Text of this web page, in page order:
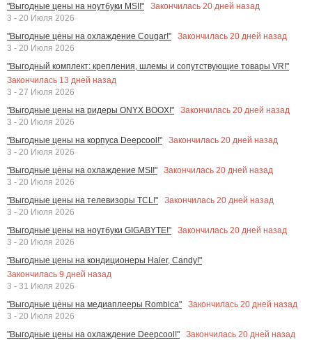
"Выгодные цены на ноутбуки MSI!"
Закончилась 20 дней назад
3 - 20 Июля 2026
"Выгодные цены на охлаждение Cougar!"
Закончилась 20 дней назад
3 - 20 Июля 2026
"Выгодный комплект: крепления, шлемы и сопутствующие товары VR!"
Закончилась 13 дней назад
3 - 27 Июля 2026
"Выгодные цены на ридеры ONYX BOOX!"
Закончилась 20 дней назад
3 - 20 Июля 2026
"Выгодные цены на корпуса Deepcool!"
Закончилась 20 дней назад
3 - 20 Июля 2026
"Выгодные цены на охлаждение MSI!"
Закончилась 20 дней назад
3 - 20 Июля 2026
"Выгодные цены на телевизоры TCL!"
Закончилась 20 дней назад
3 - 20 Июля 2026
"Выгодные цены на ноутбуки GIGABYTE!"
Закончилась 20 дней назад
3 - 20 Июля 2026
"Выгодные цены на кондиционеры Haier, Candy!"
Закончилась 9 дней назад
3 - 31 Июля 2026
"Выгодные цены на медиаплееры Rombica"
Закончилась 20 дней назад
3 - 20 Июля 2026
"Выгодные цены на охлаждение Deepcool!"
Закончилась 20 дней назад